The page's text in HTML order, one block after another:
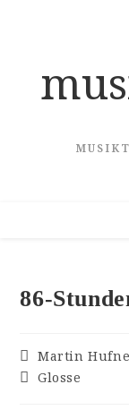
86-
Beitrags-
Autor:
Martin
Beitrags-
Glosse